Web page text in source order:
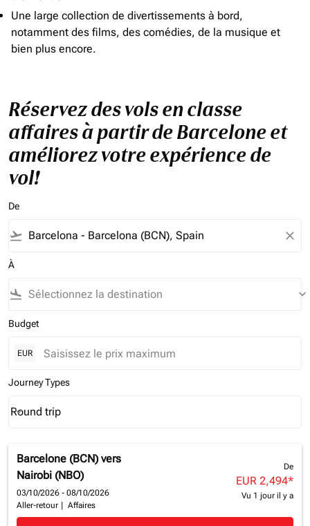
Une large collection de divertissements à bord,
notamment des films, des comédies, de la musique et
bien plus encore.
Réservez des vols en classe
affaires à partir de Barcelone et
améliorez votre expérience de
vol!
De
flight_takeoff close
À
flight_land keyboard_arrow_down
Budget
EUR
Journey Types
Journey Types option Round trip Selected
Round trip
keyboard_arrow_down
Barcelone (BCN) vers
Nairobi (NBO)
03/10/2026 - 08/10/2026
Aller-retour
Affaires
De
EUR 2,494*
Vu 1 jour il y a